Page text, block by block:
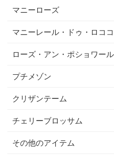
マニーローズ
マニーレール・ドゥ・ロココ
ローズ・アン・ポショワール
プチメゾン
クリザンテーム
チェリーブロッサム
その他のアイテム